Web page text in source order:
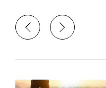
的方式是從舌尖開始。這
憶，也是我們對每一位遠